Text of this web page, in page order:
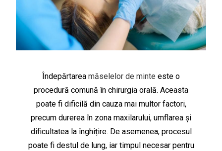
Îndepărtarea măselelor de minte este o
procedură comună în chirurgia orală. Aceasta
poate fi dificilă din cauza mai multor factori,
precum durerea în zona maxilarului, umflarea și
dificultatea la înghițire. De asemenea, procesul
poate fi destul de lung, iar timpul necesar pentru